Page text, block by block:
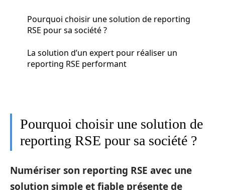
Pourquoi choisir une solution de reporting
RSE pour sa société ?
La solution d’un expert pour réaliser un
reporting RSE performant
Pourquoi choisir une solution de
reporting RSE pour sa société ?
Numériser son reporting RSE avec une
solution simple et fiable présente de